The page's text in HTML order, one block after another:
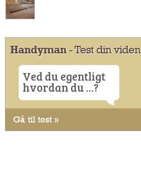
Handyman- Test din viden
Ved du egentligt
hvordan du ...?
Gå til test »